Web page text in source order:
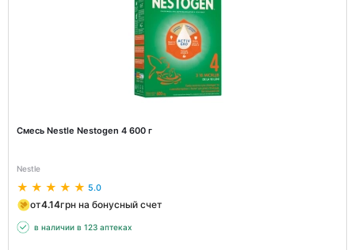
Смесь Nestle Nestogen 4 600 г
Nestle
5.0
от4.14грн на бонусный счет
в наличии в 123 аптеках